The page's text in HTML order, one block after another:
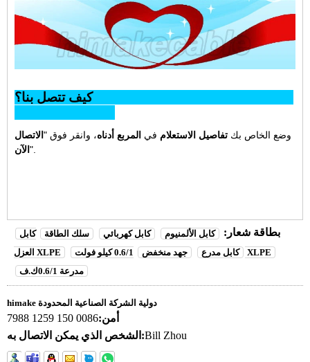
كيف تتصل بنا؟
وضع الخاص بك تفاصيل الاستعلام في المربع أدناه، وانقر فوق " الاتصال
الآن ".
بطاقة شعار: كابل الألمنيوم كابل كهربائي سلك الطاقة
كابل
العزل XLPE
كابل مدرع جهد منخفض
0.6/1 كيلو فولت XLPE
مدرعة 0.6/1ك.ف
himake دولية الشركة الصناعية المحدودة
أمن:0086 150 1259 7988
الشخص الذي يمكن الاتصال به:Bill Zhou